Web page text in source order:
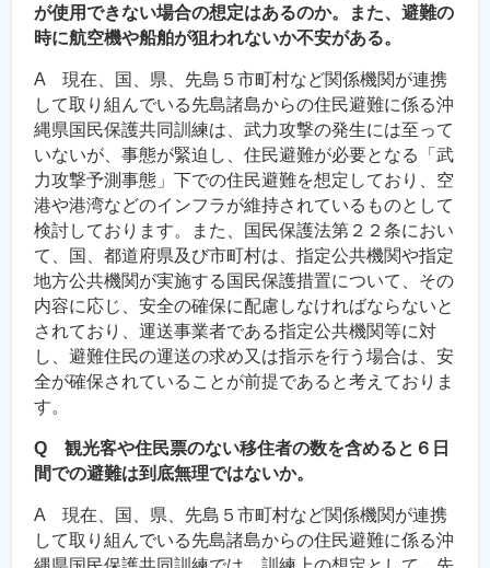
が使用できない場合の想定はあるのか。また、避難の
時に航空機や船舶が狙われないか不安がある。
A 現在、国、県、先島５市町村など関係機関が連携
して取り組んでいる先島諸島からの住民避難に係る沖
縄県国民保護共同訓練は、武力攻撃の発生には至って
いないが、事態が緊迫し、住民避難が必要となる「武
力攻撃予測事態」下での住民避難を想定しており、空
港や港湾などのインフラが維持されているものとして
検討しております。また、国民保護法第２２条におい
て、国、都道府県及び市町村は、指定公共機関や指定
地方公共機関が実施する国民保護措置について、その
内容に応じ、安全の確保に配慮しなければならないと
されており、運送事業者である指定公共機関等に対
し、避難住民の運送の求め又は指示を行う場合は、安
全が確保されていることが前提であると考えておりま
す。
Q 観光客や住民票のない移住者の数を含めると６日
間での避難は到底無理ではないか。
A 現在、国、県、先島５市町村など関係機関が連携
して取り組んでいる先島諸島からの住民避難に係る沖